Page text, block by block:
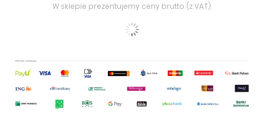
W sklepie prezentujemy ceny brutto (z VAT).